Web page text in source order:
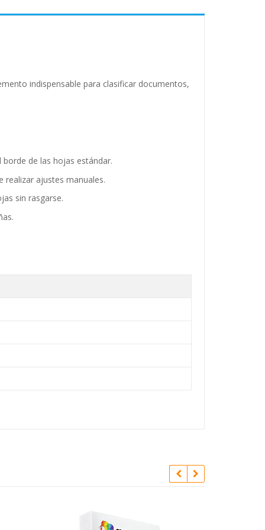
indispensable para clasificar documentos,
de las hojas estándar.
realizar ajustes manuales.
sin rasgarse.